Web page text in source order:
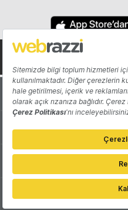
Hakkında
Katkıda Bulun